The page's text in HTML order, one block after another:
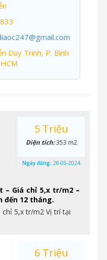
Duy Trinh, P. Bình
Giá chỉ 5,x tr/m2 –
12 tháng.
5,x tr/m2 Vị trí tại
5 Triệu
Diện tích:353 m2
Ngày đăng: 28-05-2024
6 Triệu